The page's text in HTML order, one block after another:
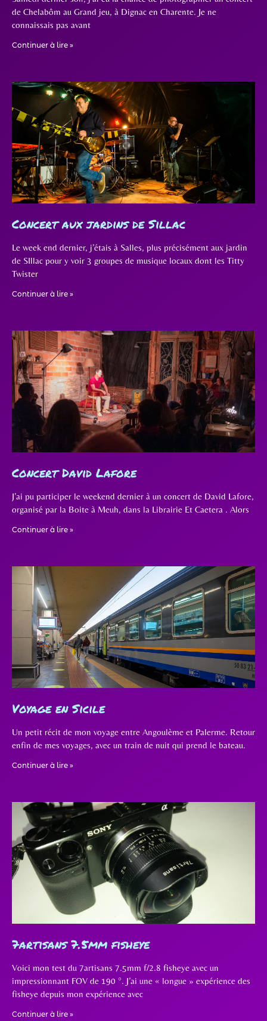
de Chelabôm au Grand jeu, à Dignac en Charente. Je ne
connaissais pas avant
Continuer à lire »
Concert aux jardins de Sillac
Le week end dernier, j’étais à Salles, plus précisément aux jardin
de SIllac pour y voir 3 groupes de musique locaux dont les Titty
Twister
Continuer à lire »
Concert David Lafore
J’ai pu participer le weekend dernier à un concert de David Lafore,
organisé par la Boite à Meuh, dans la Librairie Et Caetera . Alors
Continuer à lire »
Voyage en Sicile
Un petit récit de mon voyage entre Angoulème et Palerme. Retour
enfin de mes voyages, avec un train de nuit qui prend le bateau.
Continuer à lire »
7artisans 7.5mm fisheye
Voici mon test du 7artisans 7.5mm f/2.8 fisheye avec un
impressionnant FOV de 190 °. J’ai une « longue » expérience des
fisheye depuis mon expérience avec
Continuer à lire »